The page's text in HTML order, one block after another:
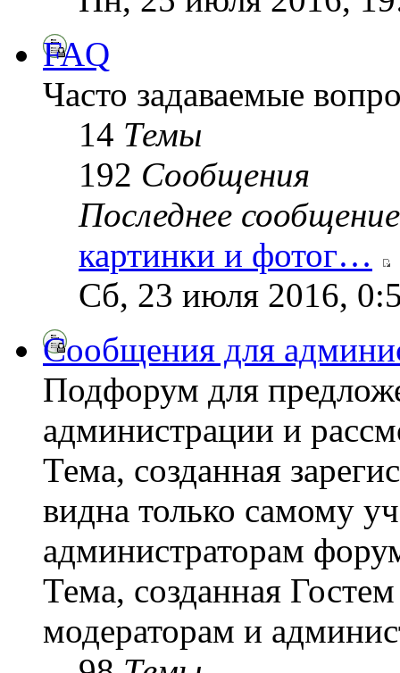
FAQ
Часто задаваемые
14 Темы
192 Сообщения
Последнее сообщение
картинки и фотог…
Сб, 23 июля 2016,
Сообщения для
Подфорум для
администрации и
Тема, созданная
видна только самому
администраторам
Тема, созданная
модераторам и